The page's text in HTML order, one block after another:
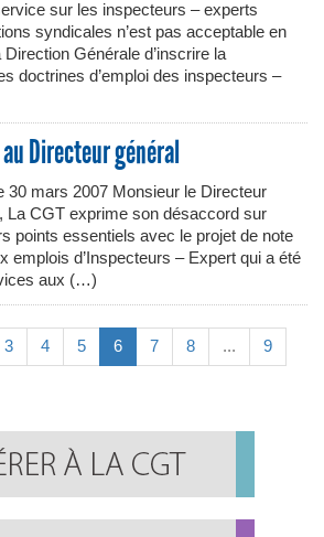
sur les inspecteurs – experts
syndicales n’est pas acceptable en
Direction Générale d’inscrire la
doctrines d’emploi des inspecteurs –
Directeur général
30 mars 2007 Monsieur le Directeur
La CGT exprime son désaccord sur
points essentiels avec le projet de note
emplois d’Inspecteurs – Expert qui a été
aux (…)
3 4 5 6 7 8 ... 9